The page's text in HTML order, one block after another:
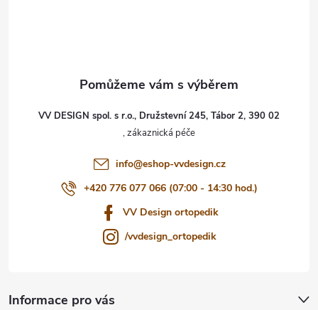
VV DESIGN spol. s r.o., Družstevní 245, Tábor 2, 390 02
info@eshop-vvdesign.cz
+420 776 077 066 (07:00 - 14:30 hod.)
VV Design ortopedik
/vvdesign_ortopedik
Informace pro vás